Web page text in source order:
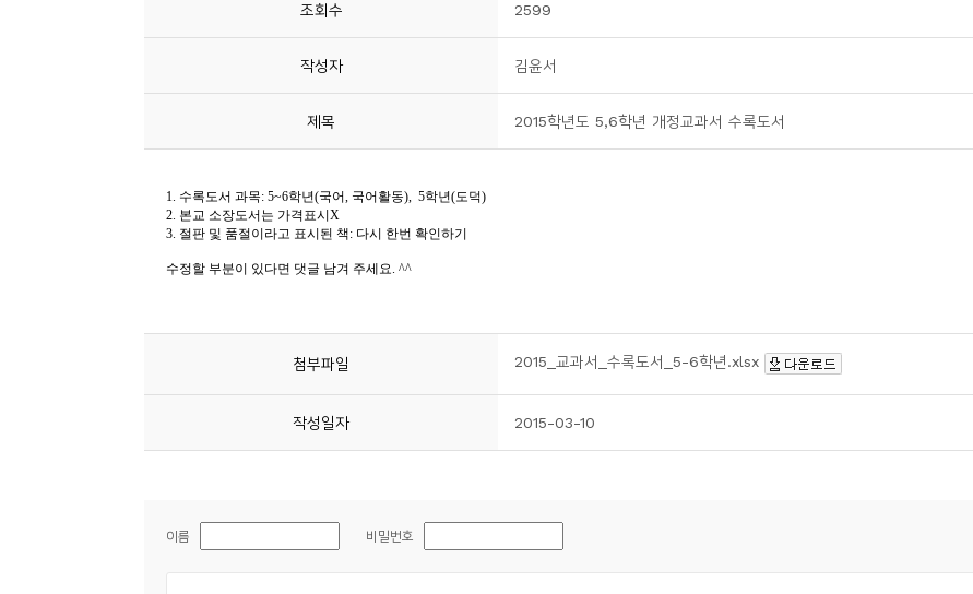
조회수 2599
작성자 김윤서
제목 2015학년도 5,6학년 개정교과서 수록도서
첨부파일 2015_교과서_수록도서_5-6학년.xlsx
작성일자 2015-03-10
이름 비밀번호